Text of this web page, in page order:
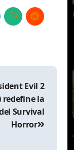
Evil 2
redefine la
Survival
Horror